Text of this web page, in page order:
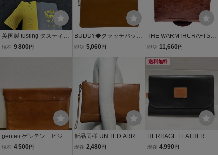
英国製 tusting タスティン
グ セカンドバッグ トラベ
現在 9,800 円
BUDDY◆クラッチバッ
グ/レザー/CML//
即決 5,060 円
THE WARMTHCRAFTS
MANUFACTURE/セカン
地//
即決 11,660 円
genten ゲンテン ビジネ
ス クラッチバッグ
現在 4,500 円
新品同様:UNITED ARRO
WS(GREEN LABEL REL
現在 2,480 円
送料無料
HERITAGE LEATHER C
O. ヘリテージレザー USA
現在 4,990 円